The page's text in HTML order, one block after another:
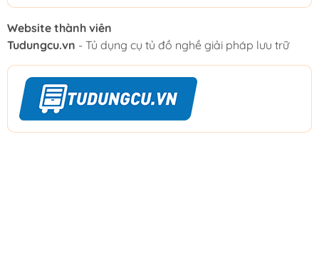
Website thành viên
Tudungcu.vn - Tủ dụng cụ tủ đồ nghề giải pháp lưu trữ